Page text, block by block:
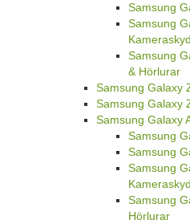
Samsung
Samsung
Samsung
& Hörlurar
Samsung Galaxy
Samsung Galaxy
Samsung Galaxy
Samsung
Samsung
Samsung
Samsung
Hörlurar